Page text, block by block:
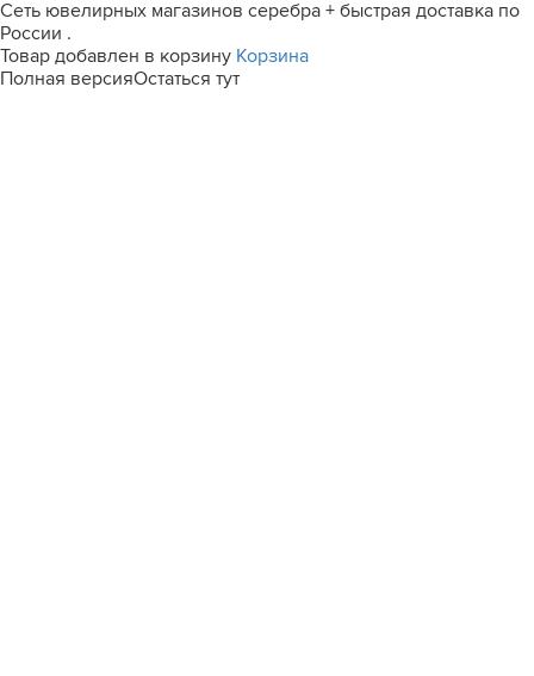
Сеть ювелирных магазинов серебра + быстрая доставка по
России .
Товар добавлен в корзину Корзина
Полная версияОстаться тут